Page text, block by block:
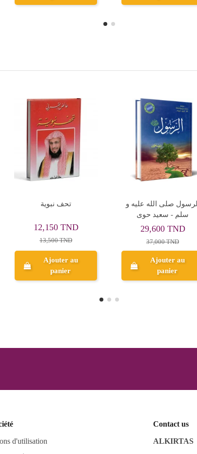
اخلاق الرسول للكبار و
13,815 TND
15,350 TND
Ajouter au
panier
Rupture de stock
زاد المعاد في هدي خير
العباد - 6 أجزاء - ابن قيم
الجوزية
159,120 TND
Aperçu
d'utilisation
Contact us
ALKIRTAS